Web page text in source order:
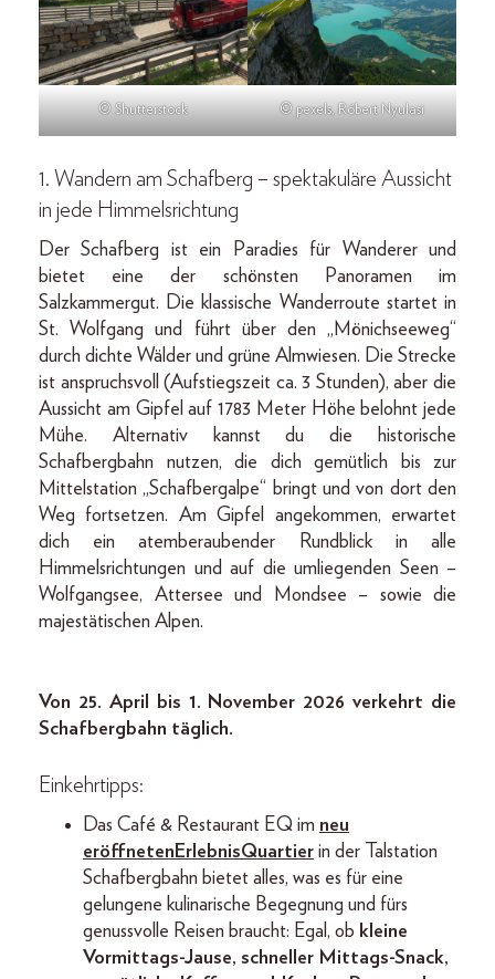
© Shutterstock © pexels, Róbert Nyulasi
1. Wandern am Schafberg – spektakuläre Aussicht
in jede Himmelsrichtung
Der Schafberg ist ein Paradies für Wanderer und
bietet eine der schönsten Panoramen im
Salzkammergut. Die klassische Wanderroute startet in
St. Wolfgang und führt über den „Mönichseeweg“
durch dichte Wälder und grüne Almwiesen. Die Strecke
ist anspruchsvoll (Aufstiegszeit ca. 3 Stunden), aber die
Aussicht am Gipfel auf 1783 Meter Höhe belohnt jede
Mühe. Alternativ kannst du die historische
Schafbergbahn nutzen, die dich gemütlich bis zur
Mittelstation „Schafbergalpe“ bringt und von dort den
Weg fortsetzen. Am Gipfel angekommen, erwartet
dich ein atemberaubender Rundblick in alle
Himmelsrichtungen und auf die umliegenden Seen –
Wolfgangsee, Attersee und Mondsee – sowie die
majestätischen Alpen.
Von 25. April bis 1. November 2026 verkehrt die
Schafbergbahn täglich.
Einkehrtipps:
Das Café & Restaurant EQ im neu
eröffnetenErlebnisQuartier in der Talstation
Schafbergbahn bietet alles, was es für eine
gelungene kulinarische Begegnung und fürs
genussvolle Reisen braucht: Egal, ob kleine
Vormittags-Jause, schneller Mittags-Snack,